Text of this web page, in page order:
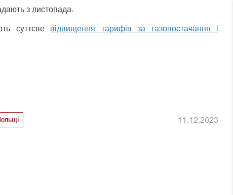
з листопада.
суттєве підвищення тарифів за газопостачання і
11.12.2023